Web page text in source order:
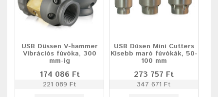
USB Düssen V-hammer
Vibrációs fúvóka, 300
mm-ig
174 086 Ft
221 089 Ft
USB Düsen Mini Cutters
Kisebb maró fúvókák, 50-
100 mm
273 757 Ft
347 671 Ft